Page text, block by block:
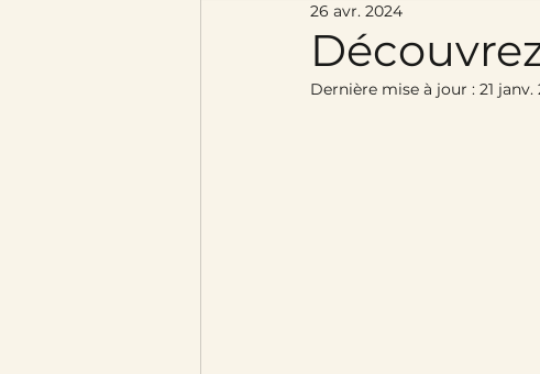
26 avr. 2024
Dernière mise à jour : 21 janv.